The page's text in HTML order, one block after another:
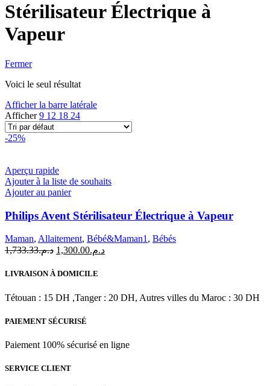
Stérilisateur Électrique à
Vapeur
Fermer
Voici le seul résultat
Afficher la barre latérale
Afficher9 12 18 24
-25%
Aperçu rapide
Ajouter à la liste de souhaits
Ajouter au panier
Philips Avent Stérilisateur Électrique à Vapeur
Maman, Allaitement, Bébé&Maman1 , Bébés
د.م.1,733.33
Le
initial
د.م.1,300.00
Le
LIVRAISON À DOMICILE
Tétouan : 15 DH ,Tanger : 20 DH, Autres villes du Maroc : 30 DH
PAIEMENT SÉCURISÉ
Paiement 100% sécurisé en ligne
SERVICE CLIENT